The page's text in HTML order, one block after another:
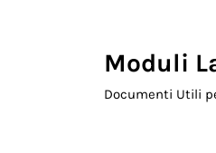
Moduli
Documenti Utili